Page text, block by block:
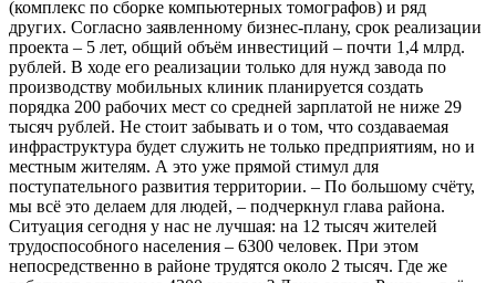
(комплекс по сборке компьютерных томографов) и ряд
других. Согласно заявленному бизнес-плану, срок реализации
проекта – 5 лет, общий объём инвестиций – почти 1,4 млрд.
рублей. В ходе его реализации только для нужд завода по
производству мобильных клиник планируется создать
порядка 200 рабочих мест со средней зарплатой не ниже 29
тысяч рублей. Не стоит забывать и о том, что создаваемая
инфраструктура будет служить не только предприятиям, но и
местным жителям. А это уже прямой стимул для
поступательного развития территории. – По большому счёту,
мы всё это делаем для людей, – подчеркнул глава района.
Ситуация сегодня у нас не лучшая: на 12 тысяч жителей
трудоспособного населения – 6300 человек. При этом
непосредственно в районе трудятся около 2 тысяч. Где же